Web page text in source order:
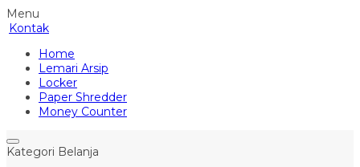
Menu
Kontak
Home
Lemari Arsip
Locker
Paper Shredder
Money Counter
Kategori Belanja